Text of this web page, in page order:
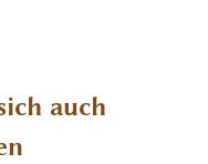
auch